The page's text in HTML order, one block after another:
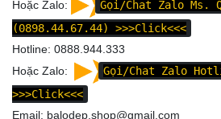
Hoặc Zalo:
Gọi/Chat Zalo Ms.
(0898.44.67.44)
>>>Click<<<
Hotline: 0888.944.333
Hoặc Zalo:
Gọi/Chat Zalo
>>>Click<<<
Email: balodep.shop@gmail.com